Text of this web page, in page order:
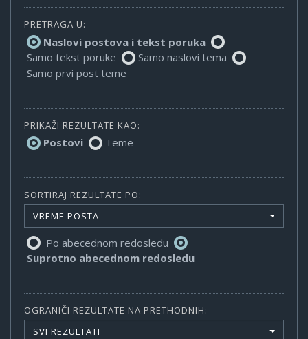
PRETRAGA U:
Naslovi postova i tekst poruka
Samo tekst poruke
Samo naslovi tema
Samo prvi post teme
PRIKAŽI REZULTATE KAO:
Postovi Teme
SORTIRAJ REZULTATE PO:
VREME POSTA
Po abecednom redosledu
Suprotno abecednom redosledu
OGRANIČI REZULTATE NA PRETHODNIH:
SVI REZULTATI